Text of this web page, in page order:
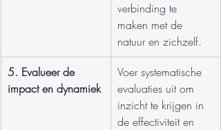
verbinding te
maken met de
natuur en zichzelf.
5. Evalueer de
impact en dynamiek
Voer systematische
evaluaties uit om
inzicht te krijgen in
de effectiviteit en